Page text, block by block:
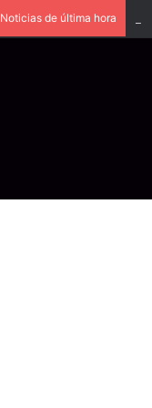
Noticias de última hora